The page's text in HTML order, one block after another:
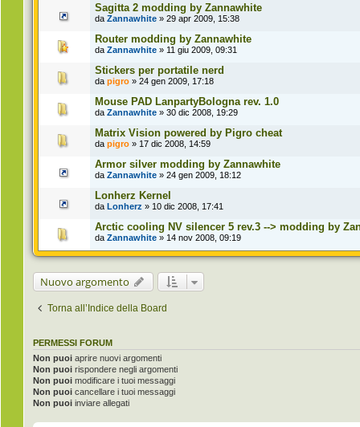
Sagitta 2 modding by Zannawhite
da Zannawhite » 29 apr 2009, 15:38
Router modding by Zannawhite
da Zannawhite » 11 giu 2009, 09:31
Stickers per portatile nerd
da pigro » 24 gen 2009, 17:18
Mouse PAD LanpartyBologna rev. 1.0
da Zannawhite » 30 dic 2008, 19:29
Matrix Vision powered by Pigro cheat
da pigro » 17 dic 2008, 14:59
Armor silver modding by Zannawhite
da Zannawhite » 24 gen 2009, 18:12
Lonherz Kernel
da Lonherz » 10 dic 2008, 17:41
Arctic cooling NV silencer 5 rev.3 --> modding by
da Zannawhite » 14 nov 2008, 09:19
Nuovo argomento
Torna all’Indice della Board
PERMESSI FORUM
Non puoi aprire nuovi argomenti
Non puoi rispondere negli argomenti
Non puoi modificare i tuoi messaggi
Non puoi cancellare i tuoi messaggi
Non puoi inviare allegati